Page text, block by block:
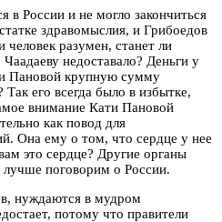
в России и не могло закончиться
здравомыслия, и Грибоедов
разумен, станет ли
недоставало? Деньги у
Пановой крупную сумму
его всегда было в избытке,
внимание Кати Пановой
как повод для
Она ему о том, что сердце у нее
это сердце? Другие органы
лучше поговорим о России.
нуждаются в мудром
потому что правители